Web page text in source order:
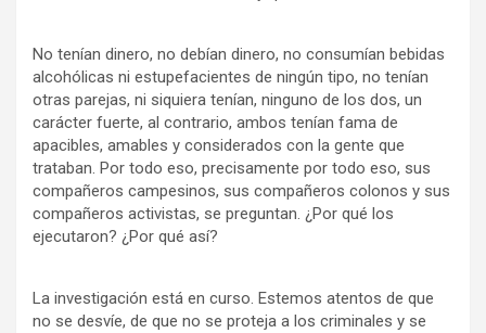
No tenían dinero, no debían dinero, no consumían bebidas
alcohólicas ni estupefacientes de ningún tipo, no tenían
otras parejas, ni siquiera tenían, ninguno de los dos, un
carácter fuerte, al contrario, ambos tenían fama de
apacibles, amables y considerados con la gente que
trataban. Por todo eso, precisamente por todo eso, sus
compañeros campesinos, sus compañeros colonos y sus
compañeros activistas, se preguntan. ¿Por qué los
ejecutaron? ¿Por qué así?
La investigación está en curso. Estemos atentos de que
no se desvíe, de que no se proteja a los criminales y se